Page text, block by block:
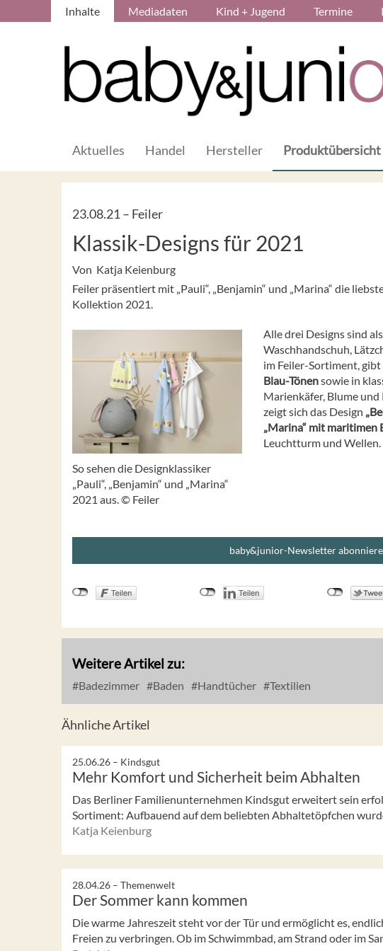
Inhalte Mediadaten Kind + Jugend Termine
Aktuelles Handel Hersteller Produktübersicht
23.08.21 – Feiler
Klassik-Designs für 2021
Von Katja Keienburg
Feiler präsentiert mit „Pauli“, „Benjamin“ und „Marina“ die
Kollektion 2021.
So sehen die Designklassiker
„Pauli“, „Benjamin“ und „Marina“
2021 aus. © Feiler
Alle drei Designs sind
Waschhandschuh,
im Feiler-Sortiment, gibt
Blau-Tönensowie in
Marienkäfer, Blume
zeigt sich das Design
„Marina“ mit maritimen
Leuchtturm und Wellen.
baby&junior-Newsletter
Weitere Artikel zu:
Badezimmer Baden Handtücher Textilien
Ähnliche Artikel
25.06.26 – Kindsgut
Mehr Komfort und Sicherheit beim Abhalten
Das Berliner Familienunternehmen Kindsgut erweitert sein
Sortiment: Aufbauend auf dem beliebten Abhaltetöpfchen
Katja Keienburg
28.04.26 – Themenwelt
Der Sommer kann kommen
Die warme Jahreszeit steht vor der Tür und ermöglicht es,
Freien zu verbringen. Ob im Schwimmbad, am Strand oder im